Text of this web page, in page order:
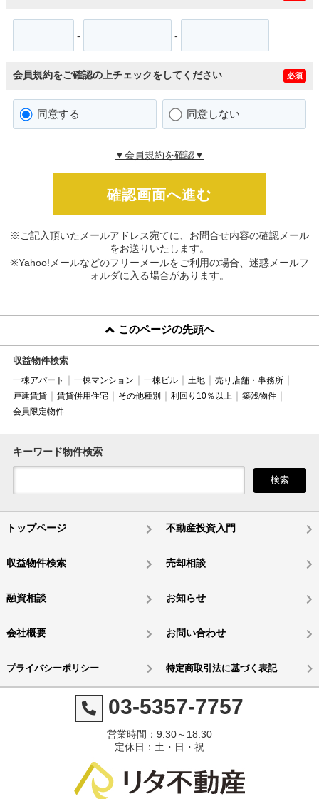
- -
会員規約をご確認の上チェックをしてください 必須
同意する 同意しない
▼会員規約を確認▼
※ご記入頂いたメールアドレス宛てに、お問合せ内容の確認メール
をお送りいたします。
※Yahoo!メールなどのフリーメールをご利用の場合、迷惑メールフ
ォルダに入る場合があります。
このページの先頭へ
収益物件検索
一棟アパート 一棟マンション 一棟ビル 土地
売り店舗・事務所
戸建賃貸
賃貸併用住宅 その他種別 利回り10％以上
築浅物件
会員限定物件
キーワード物件検索
検索
トップページ 不動産投資入門
収益物件検索 売却相談
融資相談 お知らせ
会社概要 お問い合わせ
プライバシーポリシー 特定商取引法に基づく表記
03-5357-7757
営業時間：9:30～18:30
定休日：土・日・祝